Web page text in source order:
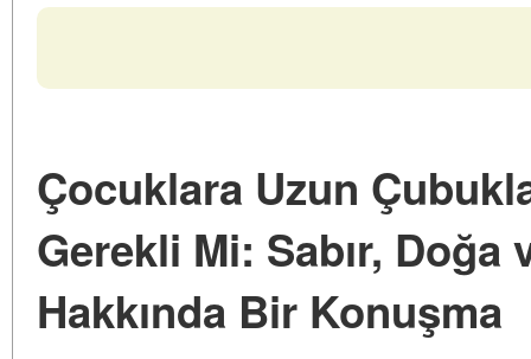
Çocuklara Uzun
Gerekli Mi: Sabır, Doğa
Hakkında Bir Konuşma